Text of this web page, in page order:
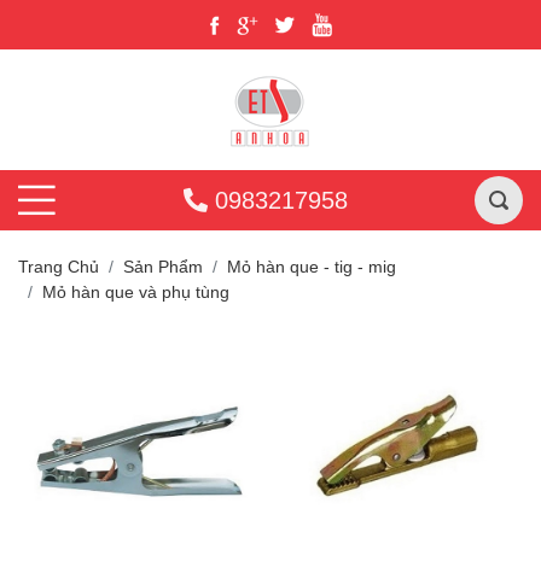
0983217958
Trang Chủ Sản Phẩm
Mỏ hàn que - tig - mig
Mỏ hàn que và phụ tùng